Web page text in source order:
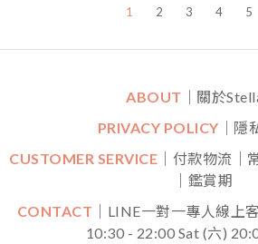
1 2 3 4 5
ABOUT ｜關於
PRIVACY POLICY ｜隱
CUSTOMER SERVICE ｜付款物流｜
｜鑑賞期
CONTACT ｜LINE一對一專人線上
10:30 - 22:00 Sat (六)